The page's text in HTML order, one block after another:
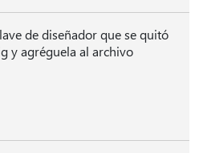
de diseñador que se quitó
y agréguela al archivo